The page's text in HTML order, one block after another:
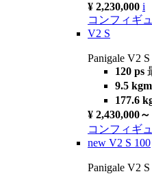
¥ 2,230,000 i
コンフィギ
V2 S
Panigale V2 S
120 ps
9.5 kgm
177.6
¥ 2,430,000～
コンフィギ
new V2 S 100
Panigale V2